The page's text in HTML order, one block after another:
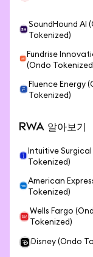
SoundHound AI
Tokenized)
Fundrise
(Ondo
Fluence Energy
Tokenized)
RWA 알아보기
Intuitive
Tokenized)
American
Tokenized)
Wells Fargo
Tokenized)
Disney (Ondo